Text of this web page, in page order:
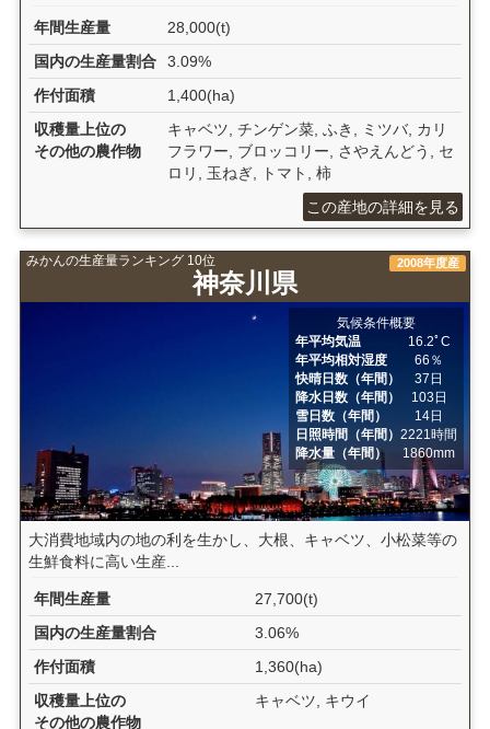
年間生産量
28,000(t)
国内の生産量割合
3.09%
作付面積
1,400(ha)
収穫量上位の
その他の農作物
キャベツ, チンゲン菜, ふき, ミツバ, カリ
フラワー, ブロッコリー, さやえんどう, セ
ロリ, 玉ねぎ, トマト, 柿
この産地の詳細を見る
みかんの生産量ランキング 10位
神奈川県
2008年度産
気候条件概要
年平均気温
16.2ﾟC
年平均相対湿度
66％
快晴日数（年間）
37日
降水日数（年間）
103日
雪日数（年間）
14日
日照時間（年間）2221時間
降水量（年間）
1860mm
大消費地域内の地の利を生かし、大根、キャベツ、小松菜等の
生鮮食料に高い生産...
年間生産量
27,700(t)
国内の生産量割合
3.06%
作付面積
1,360(ha)
収穫量上位の
その他の農作物
キャベツ, キウイ